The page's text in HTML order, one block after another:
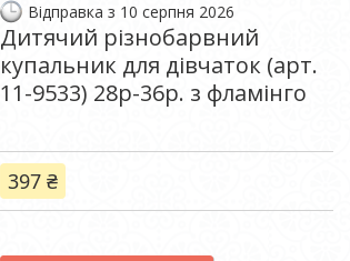
Відправка з 10 серпня 2026
Дитячий різнобарвний
купальник для дівчаток (арт.
11-9533) 28р-36р. з фламінго
397 ₴